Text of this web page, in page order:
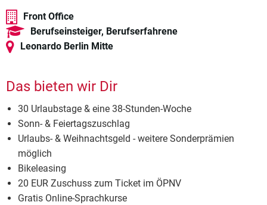
Front Office
Berufseinsteiger, Berufserfahrene
Leonardo Berlin Mitte
Das bieten wir Dir
30 Urlaubstage & eine 38-Stunden-Woche
Sonn- & Feiertagszuschlag
Urlaubs- & Weihnachtsgeld - weitere Sonderprämien
möglich
Bikeleasing
20 EUR Zuschuss zum Ticket im ÖPNV
Gratis Online-Sprachkurse